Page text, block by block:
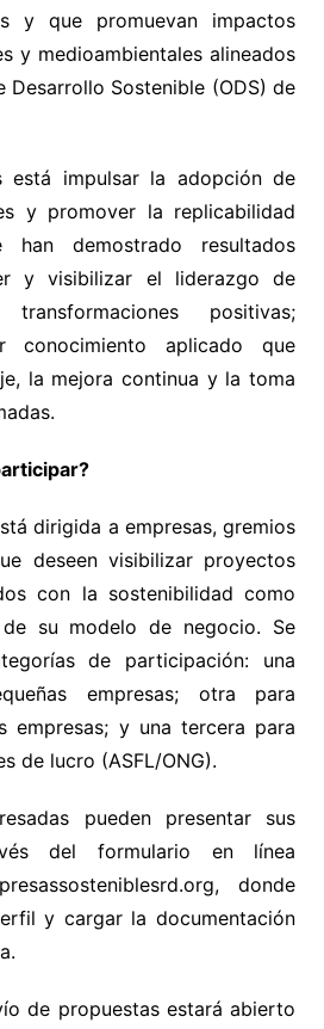
y que promuevan impactos
y medioambientales alineados
Desarrollo Sostenible (ODS) de
está impulsar la adopción de
y promover la replicabilidad
demostrado resultados
y visibilizar el liderazgo de
positivas;
conocimiento aplicado que
la mejora continua y la toma
dirigida a empresas, gremios
deseen visibilizar proyectos
con la sostenibilidad como
su modelo de negocio. Se
de participación: una
empresas; otra para
empresas; y una tercera para
de lucro (ASFL/ONG).
pueden presentar sus
del formulario en línea
donde
y cargar la documentación
de propuestas estará abierto